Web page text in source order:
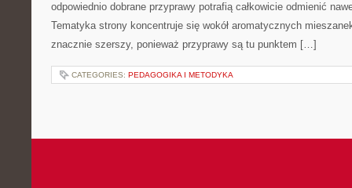
odpowiednio dobrane przyprawy potrafią całkowicie odmienić
Tematyka strony koncentruje się wokół aromatycznych
znacznie szerszy, ponieważ przyprawy są tu punktem […]
CATEGORIES: PEDAGOGIKA I METODYKA